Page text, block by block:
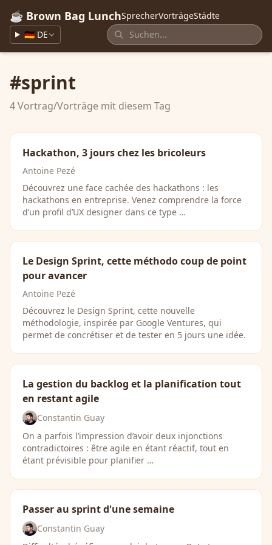
☕ Brown Bag LunchSprecherVorträgeStädte
🇩🇪 DE
#sprint
4 Vortrag/Vorträge mit diesem Tag
Hackathon, 3 jours chez les bricoleurs
Antoine Pezé
Découvrez une face cachée des hackathons : les
hackathons en entreprise. Venez comprendre la force
d’un profil d’UX designer dans ce type …
Le Design Sprint, cette méthodo coup de point
pour avancer
Antoine Pezé
Découvrez le Design Sprint, cette nouvelle
méthodologie, inspirée par Google Ventures, qui
permet de concrétiser et de tester en 5 jours une idée.
La gestion du backlog et la planification tout
en restant agile
Constantin Guay
On a parfois l’impression d’avoir deux injonctions
contradictoires : être agile en étant réactif, tout en
étant prévisible pour planifier …
Passer au sprint d'une semaine
Constantin Guay